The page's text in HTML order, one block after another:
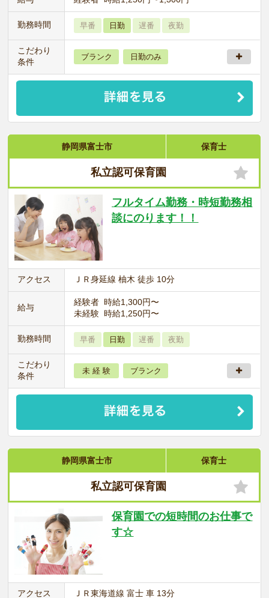
勤務時間 早番 日勤 遅番 夜勤
こだわり
条件
ブランク 日勤のみ
静岡県富士市 保育士
私立認可保育園
フルタイム勤務・時短勤務相
談にのります！！
アクセス ＪＲ身延線 柚木 徒歩 10分
給与
経験者 時給1,300円〜
未経験 時給1,250円〜
勤務時間 早番 日勤 遅番 夜勤
こだわり
条件
未 経 験 ブランク
静岡県富士市 保育士
私立認可保育園
保育園での短時間のお仕事で
す☆
アクセス ＪＲ東海道線 富士 車 13分